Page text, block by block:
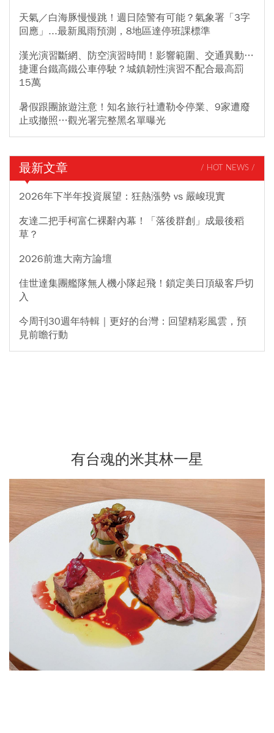
天氣／白海豚慢慢跳！週日陸警有可能？氣象署「3字
回應」...最新風雨預測，8地區達停班課標準
漢光演習斷網、防空演習時間！影響範圍、交通異動…
捷運台鐵高鐵公車停駛？城鎮韌性演習不配合最高罰
15萬
暑假跟團旅遊注意！知名旅行社遭勒令停業、9家遭廢
止或撤照…觀光署完整黑名單曝光
最新文章 / HOT NEWS /
2026年下半年投資展望：狂熱漲勢 vs 嚴峻現實
友達二把手柯富仁裸辭內幕！「落後群創」成最後稻
草？
2026前進大南方論壇
佳世達集團艦隊無人機小隊起飛！鎖定美日頂級客戶切
入
今周刊30週年特輯｜更好的台灣：回望精彩風雲，預
見前瞻行動
有台魂的米其林一星